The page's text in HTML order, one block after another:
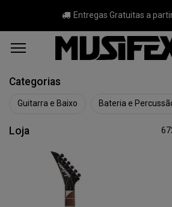
Entregas Gratuitas a
Categorias
Guitarra e Baixo Bateria e
Loja